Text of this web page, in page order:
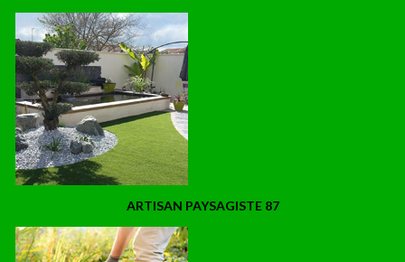
ARTISAN PAYSAGISTE 87